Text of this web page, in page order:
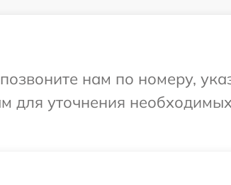
нам по номеру,
для уточнения